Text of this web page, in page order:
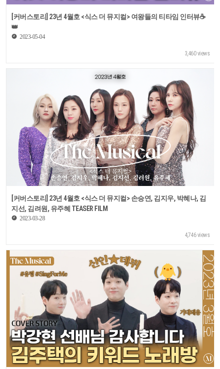
[커버스토리] 23년 4월호 <식스 더 뮤지컬> 여왕들의 티타임 인터뷰☕
👑
2023-05-04
3,460 views
[커버스토리] 23년 4월호 <식스 더 뮤지컬> 손승연, 김지우, 박혜나, 김
지선, 김려원, 유주혜 TEASER FILM
2023-03-28
4,746 views